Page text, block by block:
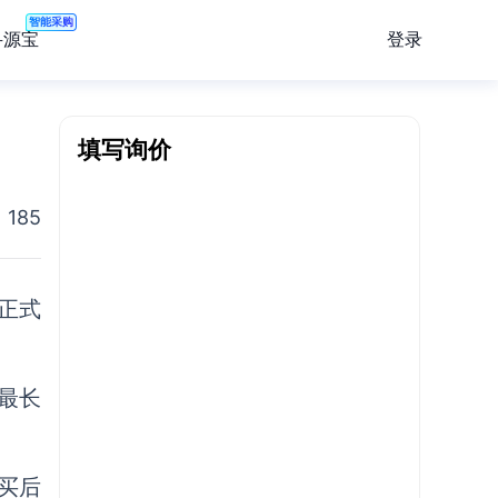
宝
智能采购
登录
185
式
长
后
填写询价